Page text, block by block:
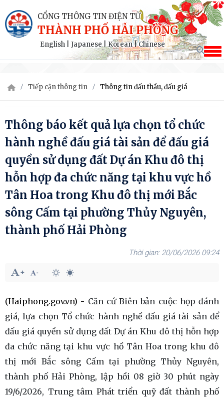
CỔNG THÔNG TIN ĐIỆN TỬ
THÀNH PHỐ HẢI PHÒNG
English Japanese|Korean|Chinese
Tiếp cận thông tin Thông tin đấu thầu, đấu giá
Thông báo kết quả lựa chọn tổ chức
hành nghề đấu giá tài sản để đấu giá
quyền sử dụng đất Dự án Khu đô thị
hỗn hợp đa chức năng tại khu vực hồ
Tân Hoa trong Khu đô thị mới Bắc
sông Cấm tại phường Thủy Nguyên,
thành phố Hải Phòng
20/06/2026 09:24
(Haiphong.gov.vn) - Căn cứ Biên bản cuộc họp đánh
giá, lựa chọn Tổ chức hành nghề đấu giá tài sản để
đấu giá quyền sử dụng đất Dự án Khu đô thị hỗn hợp
đa chức năng tại khu vực hồ Tân Hoa trong khu đô
thị mới Bắc sông Cấm tại phường Thủy Nguyên,
thành phố Hải Phòng, lập hồi 08 giờ 30 phút ngày
19/6/2026, Trung tâm Phát triển quỹ đất thành phố